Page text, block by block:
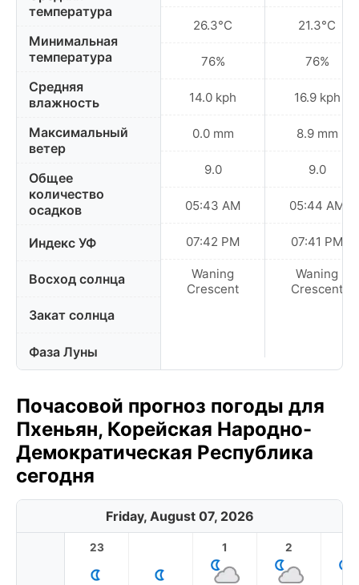
температура
Минимальная
температура
Средняя
влажность
Максимальный
ветер
Общее
количество
осадков
Индекс УФ
Восход солнца
Закат солнца
Фаза Луны
26.3°C
76%
14.0 kph
0.0 mm
9.0
05:43 AM
07:42 PM
Waning
Crescent
21.3°C
76%
16.9 kph
8.9 mm
9.0
05:44 AM
07:41 PM
Waning
Crescent
Почасовой прогноз погоды для
Пхеньян, Корейская Народно-
Демократическая Республика
сегодня
Friday, August 07, 2026
23 1 2